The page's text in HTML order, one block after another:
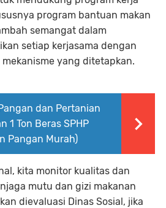
program bantuan makan
semangat dalam
setiap kerjasama dengan
yang ditetapkan.
dan Pertanian
1 Ton Beras SPHP
Pangan Murah)
kita monitor kualitas dan
mutu dan gizi makanan
dievaluasi Dinas Sosial, jika